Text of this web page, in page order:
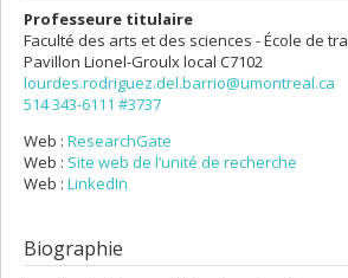
Professeure titulaire
Faculté des arts et des sciences - École de
Pavillon Lionel-Groulxlocal C7102
lourdes.rodriguez.del.barrio@umontreal.ca
514 343-6111 #3737
Web : ResearchGate
Web : Site web de l’unité de recherche
Web : LinkedIn
Biographie